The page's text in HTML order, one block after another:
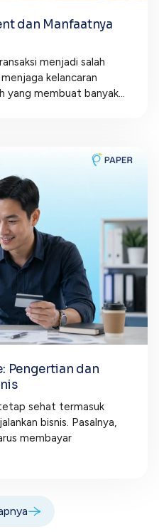
dan Manfaatnya
menjadi salah
kelancaran
yang membuat banyak...
Pengertian dan
sehat termasuk
bisnis. Pasalnya,
membayar